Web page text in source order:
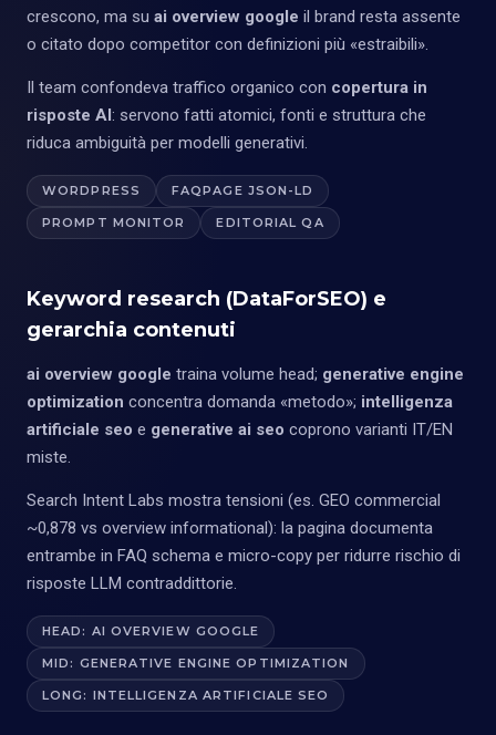
crescono, ma su ai overview google il brand resta assente
o citato dopo competitor con definizioni più «estraibili».
Il team confondeva traffico organico con copertura in
risposte AI: servono fatti atomici, fonti e struttura che
riduca ambiguità per modelli generativi.
WORDPRESS FAQPAGE JSON-LD
PROMPT MONITOR EDITORIAL QA
Keyword research (DataForSEO) e
gerarchia contenuti
ai overview google traina volume head; generative engine
optimization concentra domanda «metodo»; intelligenza
artificiale seo e generative ai seo coprono varianti IT/EN
miste.
Search Intent Labs mostra tensioni (es. GEO commercial
~0,878 vs overview informational): la pagina documenta
entrambe in FAQ schema e micro-copy per ridurre rischio di
risposte LLM contraddittorie.
HEAD: AI OVERVIEW GOOGLE
MID: GENERATIVE ENGINE OPTIMIZATION
LONG: INTELLIGENZA ARTIFICIALE SEO